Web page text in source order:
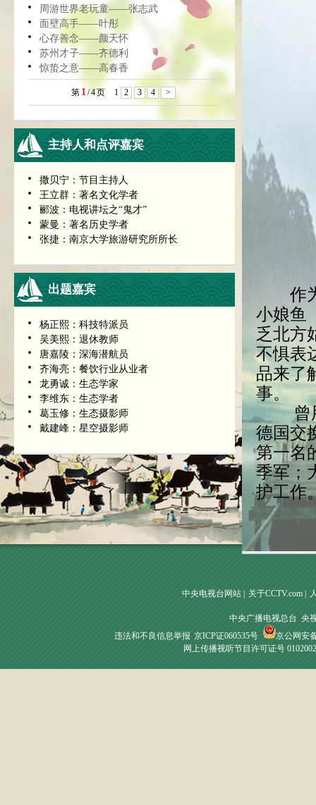
周游世界老玩童——张志武
面壁高手——叶彤
心存善念——颜天怀
苏州才子——齐德利
惊蛰之意——高春香
第 1 /4页 1 2 3 4 >
主持人和点评嘉宾
撒贝宁：节目主持人
王立群：著名文化学者
郦波：电视讲坛之“鬼才”
蒙曼：著名历史学者
张捷：南京大学旅游研究所所长
出题嘉宾
杨正熙：科技特派员
吴美熙：退休教师
唐嘉陵：深海潜航员
齐海亮：餐饮行业从业者
龙勇诚：生态学家
李维东：生态学者
葛玉修：生态摄影师
戴建峰：星空摄影师
作为
小娘鱼
乏北方
不惧表
品来了
事。
曾用
德国交
第一名
季军；
护工作
中央电视台网站 关于CCTV.com
中央广播电视总台 央
违法和不良信息举报 京ICP证060535号
京公网安
网上传播视听节目许可证号